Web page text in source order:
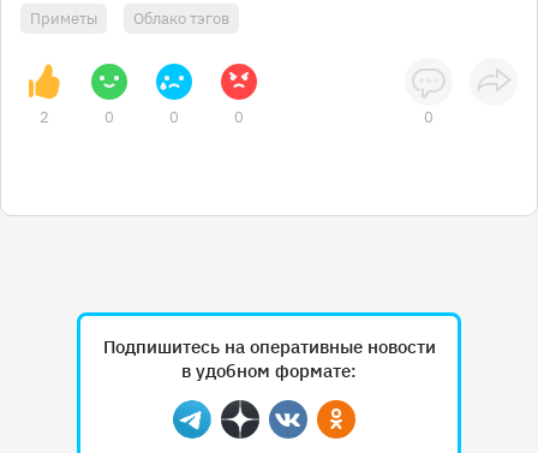
Приметы Облако тэгов
2 0 0 0 0
Подпишитесь на оперативные новости
в удобном формате:
Telegram
ДзенВконтактеОдноклассники